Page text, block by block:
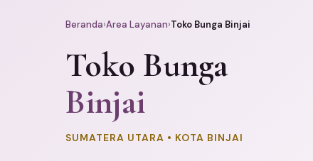
Beranda›Area Layanan›Toko Bunga Binjai
Toko Bunga
Binjai
SUMATERA UTARA • KOTA BINJAI